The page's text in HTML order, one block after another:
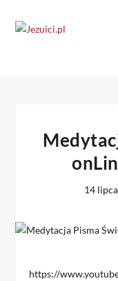
14
https://